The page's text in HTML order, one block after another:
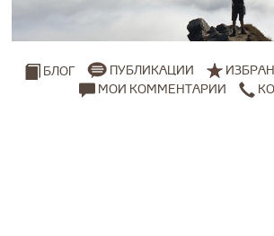
БЛОГ ПУБЛИКАЦИИ
МОИ КОММЕНТАРИИ